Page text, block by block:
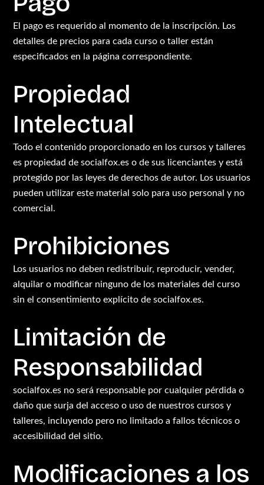
El pago es requerido al momento de la inscripción. Los
detalles de precios para cada curso o taller están
especificados en la página correspondiente.
Propiedad
Intelectual
Todo el contenido proporcionado en los cursos y talleres
es propiedad de socialfox.es o de sus licenciantes y está
protegido por las leyes de derechos de autor. Los usuarios
pueden utilizar este material solo para uso personal y no
comercial.
Prohibiciones
Los usuarios no deben redistribuir, reproducir, vender,
alquilar o modificar ninguno de los materiales del curso
sin el consentimiento explícito de socialfox.es.
Limitación de
Responsabilidad
socialfox.es no será responsable por cualquier pérdida o
daño que surja del acceso o uso de nuestros cursos y
talleres, incluyendo pero no limitado a fallos técnicos o
accesibilidad del sitio.
Modificaciones a los